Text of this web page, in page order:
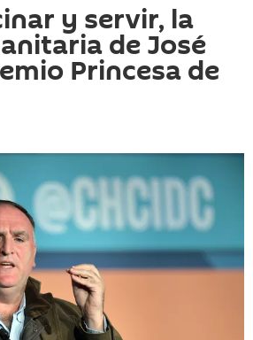
y servir, la
de José
Princesa de